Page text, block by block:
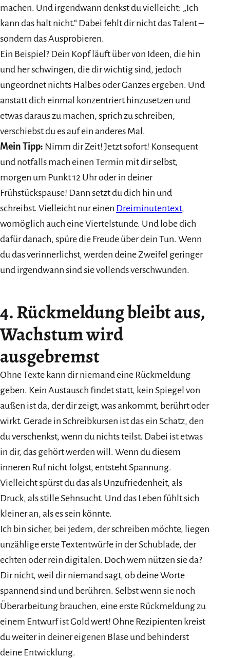
machen. Und irgendwann denkst du vielleicht: „Ich
kann das halt nicht.“ Dabei fehlt dir nicht das Talent –
sondern das Ausprobieren.
Ein Beispiel? Dein Kopf läuft über von Ideen, die hin
und her schwingen, die dir wichtig sind, jedoch
ungeordnet nichts Halbes oder Ganzes ergeben. Und
anstatt dich einmal konzentriert hinzusetzen und
etwas daraus zu machen, sprich zu schreiben,
verschiebst du es auf ein anderes Mal.
Mein Tipp: Nimm dir Zeit! Jetzt sofort! Konsequent
und notfalls mach einen Termin mit dir selbst,
morgen um Punkt 12 Uhr oder in deiner
Frühstückspause! Dann setzt du dich hin und
schreibst. Vielleicht nur einen Dreiminutentext,
womöglich auch eine Viertelstunde. Und lobe dich
dafür danach, spüre die Freude über dein Tun. Wenn
du das verinnerlichst, werden deine Zweifel geringer
und irgendwann sind sie vollends verschwunden.
4. Rückmeldung bleibt aus,
Wachstum wird
ausgebremst
Ohne Texte kann dir niemand eine Rückmeldung
geben. Kein Austausch findet statt, kein Spiegel von
außen ist da, der dir zeigt, was ankommt, berührt oder
wirkt. Gerade in Schreibkursen ist das ein Schatz, den
du verschenkst, wenn du nichts teilst. Dabei ist etwas
in dir, das gehört werden will. Wenn du diesem
inneren Ruf nicht folgst, entsteht Spannung.
Vielleicht spürst du das als Unzufriedenheit, als
Druck, als stille Sehnsucht. Und das Leben fühlt sich
kleiner an, als es sein könnte.
Ich bin sicher, bei jedem, der schreiben möchte, liegen
unzählige erste Textentwürfe in der Schublade, der
echten oder rein digitalen. Doch wem nützen sie da?
Dir nicht, weil dir niemand sagt, ob deine Worte
spannend sind und berühren. Selbst wenn sie noch
Überarbeitung brauchen, eine erste Rückmeldung zu
einem Entwurf ist Gold wert! Ohne Rezipienten kreist
du weiter in deiner eigenen Blase und behinderst
deine Entwicklung.